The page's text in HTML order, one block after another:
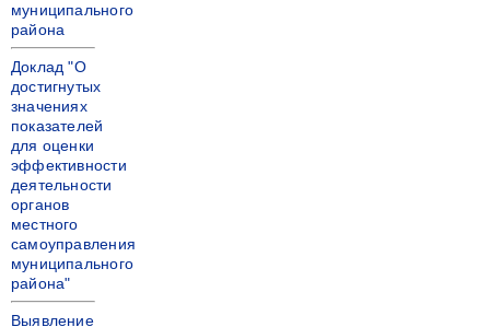
муниципального
района
Доклад "О
достигнутых
значениях
показателей
для оценки
эффективности
деятельности
органов
местного
самоуправления
муниципального
района"
Выявление